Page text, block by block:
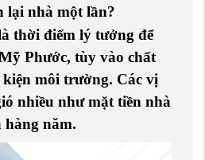
lại nhà một lần?
thời điểm lý tưởng để
Phước, tùy vào chất
môi trường. Các vị
nhiều như mặt tiền nhà
hàng năm.